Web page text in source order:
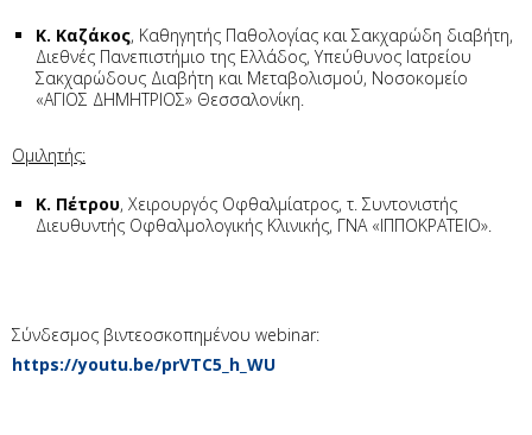
Κ. Καζάκος, Καθηγητής Παθολογίας και Σακχαρώδη διαβήτη,
Διεθνές Πανεπιστήμιο της Ελλάδος, Υπεύθυνος Ιατρείου
Σακχαρώδους Διαβήτη και Μεταβολισμού, Νοσοκομείο
«ΑΓΙΟΣ ΔΗΜΗΤΡΙΟΣ» Θεσσαλονίκη.
Ομιλητής:
Κ. Πέτρου, Χειρουργός Οφθαλμίατρος, τ. Συντονιστής
Διευθυντής Οφθαλμολογικής Κλινικής, ΓΝΑ «ΙΠΠΟΚΡΑΤΕΙΟ».
Σύνδεσμος βιντεοσκοπημένου webinar:
https://youtu.be/prVTC5_h_WU